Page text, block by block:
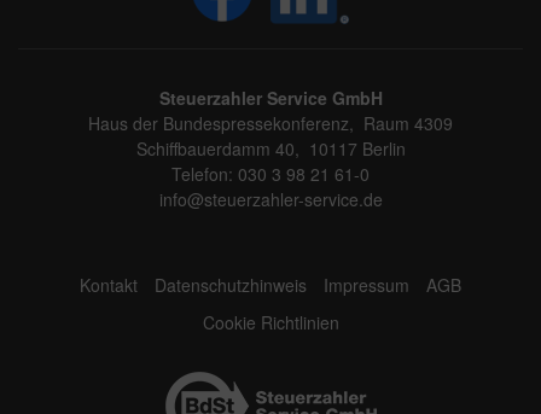
Steuerzahler Service GmbH
Haus der Bundespressekonferenz, Raum 4309
Schiffbauerdamm 40, 10117 Berlin
Telefon: 030 3 98 21 61-0
info@steuerzahler-service.de
Kontakt Datenschutzhinweis Impressum
AGB
Cookie Richtlinien